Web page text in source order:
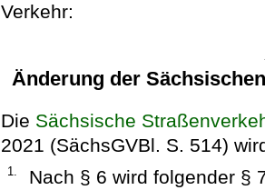
Verkehr:
Änderung der
Die Sächsische
2021 (SächsGVBl. S. 514)
1. Nach § 6 wird folgender §